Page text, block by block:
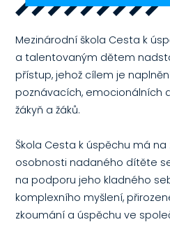
Mezinárodní škola Cesta k
a talentovaným dětem
přístup, jehož cílem je
poznávacích, emocionálních
žákyň a žáků.
Škola Cesta k úspěchu má
osobnosti nadaného dítěte
na podporu jeho kladného
komplexního myšlení,
zkoumání a úspěchu ve